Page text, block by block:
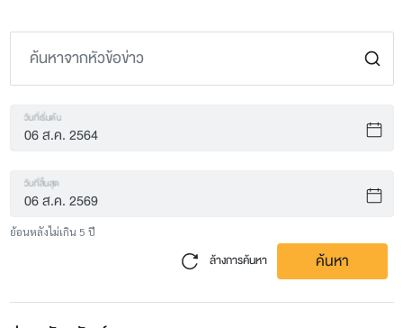
วันที่เริ่มต้น
วันที่สิ้นสุด
ย้อนหลังไม่เกิน 5 ปี
ล้างการค้นหา ค้นหา